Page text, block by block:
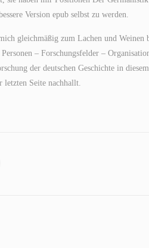
Version epub selbst zu werden.
gleichmäßig zum Lachen und
– Forschungsfelder –
der deutschen Geschichte in
letzten Seite nachhallt.